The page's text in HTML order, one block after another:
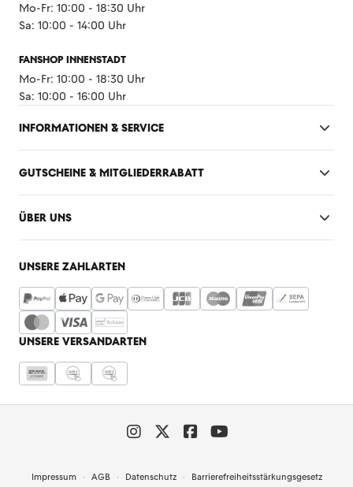
Mo-Fr: 10:00 - 18:30 Uhr
Sa: 10:00 - 14:00 Uhr
FANSHOP INNENSTADT
Mo-Fr: 10:00 - 18:30 Uhr
Sa: 10:00 - 16:00 Uhr
INFORMATIONEN & SERVICE
GUTSCHEINE & MITGLIEDERRABATT
ÜBER UNS
UNSERE ZAHLARTEN
UNSERE VERSANDARTEN
Impressum AGB Datenschutz Barrierefreiheitsstärkungsgesetz